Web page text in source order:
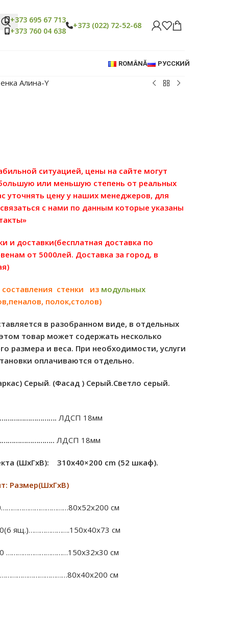
+373 695 67 713
+373 760 04 638
+373 (022) 72-52-68
ROMÂNĂ РУССКИЙ
Алина-Y
ситуацией, цены на сайте могут
или меньшую степень от реальных
уточнять цену у наших менеджеров, для
с нами по данным которые указаны
и доставки(бесплатная доставка по
от 5000лей. Доставка за город, в
стенки из модульных
полок,столов)
в разобранном виде, в отдельных
товар может содержать несколько
размера и веса. При необходимости, услуги
оплачиваются отдельно.
Серый. (Фасад ) Cерый.Cветло серый.
ЛДСП 18мм
ЛДСП 18мм
(ШxГxВ): 310х40×200 cm (52 шкаф).
Размер(ШхГхВ)
см
ящ.)………………….150х40х73 см
……………………………150х32х30 см
см